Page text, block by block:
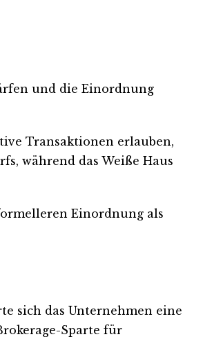
und die Einordnung
Transaktionen erlauben,
während das Weiße Haus
Einordnung als
sich das Unternehmen eine
Sparte für